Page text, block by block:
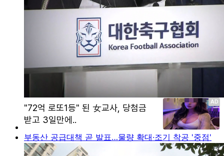
부동산 공급대책 곧 발표…물량 확대·조기 착공 '중점'